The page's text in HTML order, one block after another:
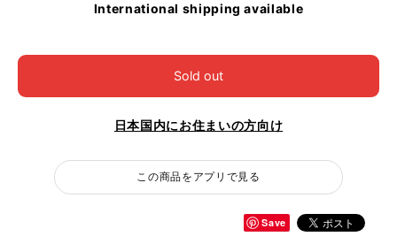
International shipping available
Sold out
日本国内にお住まいの方向け
この商品をアプリで見る
Save